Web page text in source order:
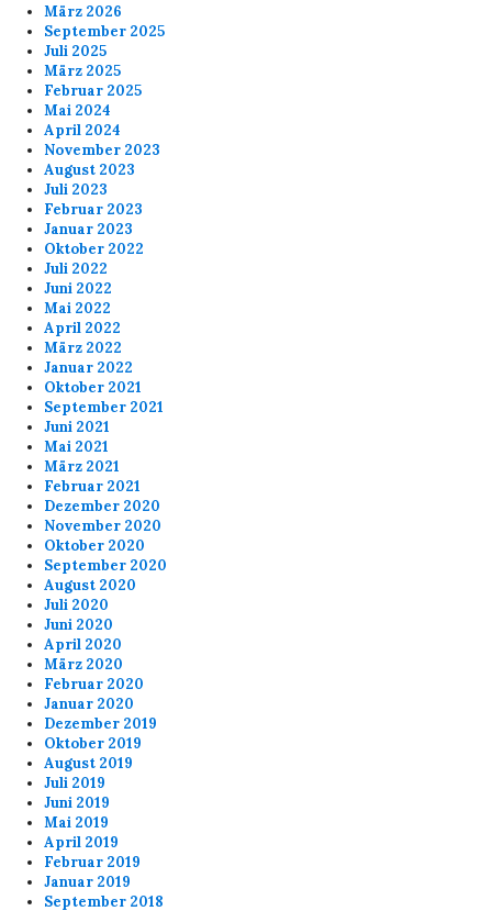
März 2026
September 2025
Juli 2025
März 2025
Februar 2025
Mai 2024
April 2024
November 2023
August 2023
Juli 2023
Februar 2023
Januar 2023
Oktober 2022
Juli 2022
Juni 2022
Mai 2022
April 2022
März 2022
Januar 2022
Oktober 2021
September 2021
Juni 2021
Mai 2021
März 2021
Februar 2021
Dezember 2020
November 2020
Oktober 2020
September 2020
August 2020
Juli 2020
Juni 2020
April 2020
März 2020
Februar 2020
Januar 2020
Dezember 2019
Oktober 2019
August 2019
Juli 2019
Juni 2019
Mai 2019
April 2019
Februar 2019
Januar 2019
September 2018